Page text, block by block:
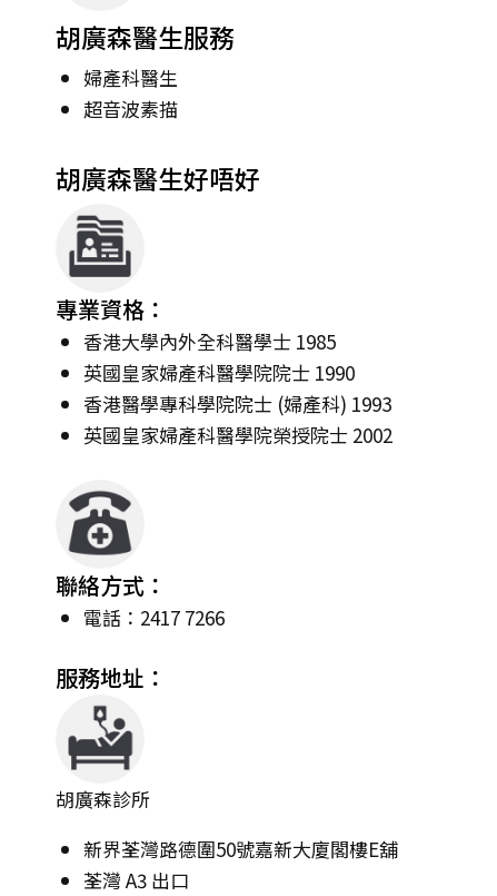
胡廣森醫生服務
婦產科醫生
超音波素描
胡廣森醫生好唔好
專業資格：
香港大學內外全科醫學士 1985
英國皇家婦產科醫學院院士 1990
香港醫學專科學院院士 (婦產科) 1993
英國皇家婦產科醫學院榮授院士 2002
聯絡方式：
電話：2417 7266
服務地址：
胡廣森診所
新界荃灣路德圍50號嘉新大廈閣樓E舖
荃灣 A3 出口